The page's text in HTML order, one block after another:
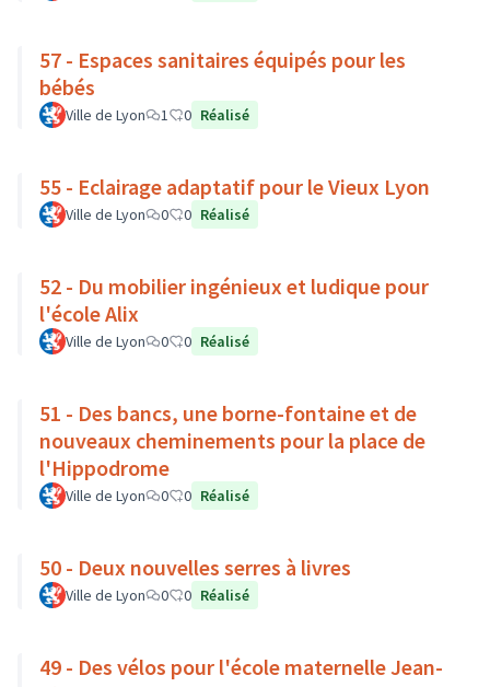
57 - Espaces sanitaires équipés pour les
bébés
Ville de Lyon 1 0 Réalisé
55 - Eclairage adaptatif pour le Vieux Lyon
Ville de Lyon 0 0 Réalisé
52 - Du mobilier ingénieux et ludique pour
l'école Alix
Ville de Lyon 0 0 Réalisé
51 - Des bancs, une borne-fontaine et de
nouveaux cheminements pour la place de
l'Hippodrome
Ville de Lyon 0 0 Réalisé
50 - Deux nouvelles serres à livres
Ville de Lyon 0 0 Réalisé
49 - Des vélos pour l'école maternelle Jean-